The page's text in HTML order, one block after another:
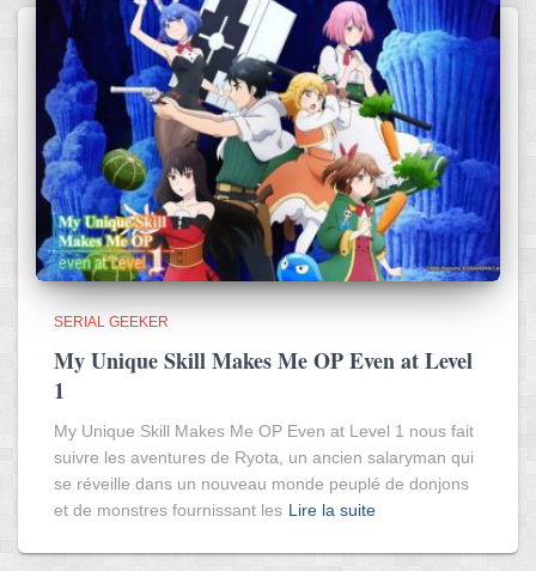
SERIAL GEEKER
My Unique Skill Makes Me OP Even at Level
1
My Unique Skill Makes Me OP Even at Level 1 nous fait
suivre les aventures de Ryota, un ancien salaryman qui
se réveille dans un nouveau monde peuplé de donjons
et de monstres fournissant les Lire la suite